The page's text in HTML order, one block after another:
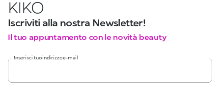
KIKO
Iscriviti alla nostra Newsletter!
Il tuo appuntamento con le novità beauty
Inserisci tuo indirizzo e-mail